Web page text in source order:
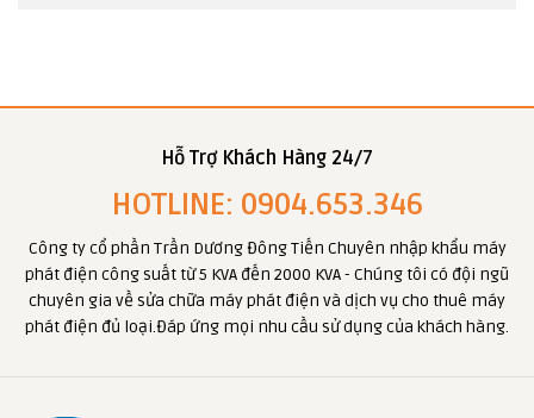
Hỗ Trợ Khách Hàng 24/7
HOTLINE: 0904.653.346
Công ty cổ phần Trần Dương Đông Tiến Chuyên nhập khẩu máy
phát điện công suất từ 5 KVA đến 2000 KVA - Chúng tôi có đội ngũ
chuyên gia về sửa chữa máy phát điện và dịch vụ cho thuê máy
phát điện đủ loại.Đáp ứng mọi nhu cầu sử dụng của khách hàng.